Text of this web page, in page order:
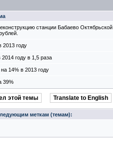
станции Бабаево Октябрьской
2013 году
году в 1,5 раза
14% в 2013 году
39%
этой темы Translate to English
меткам (темам):